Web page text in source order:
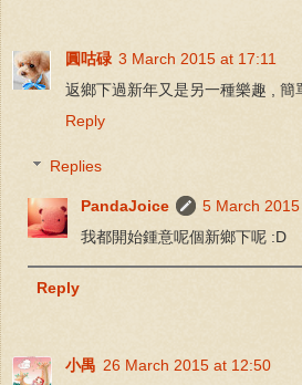
圓咕碌 3 March 2015 at 17:11
返鄉下過新年又是另一種樂趣 , 簡
Reply
Replies
PandaJoice
5 March
我都開始鍾意呢個新鄉下呢 :D
Reply
小禺 26 March 2015 at 12:50